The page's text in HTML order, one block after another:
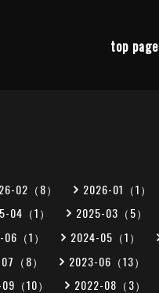
top page
02（8） 2026-01（1）
04（1） 2025-03（5）
（1） 2024-05（1）
（8） 2023-06（13）
（10） 2022-08（3）